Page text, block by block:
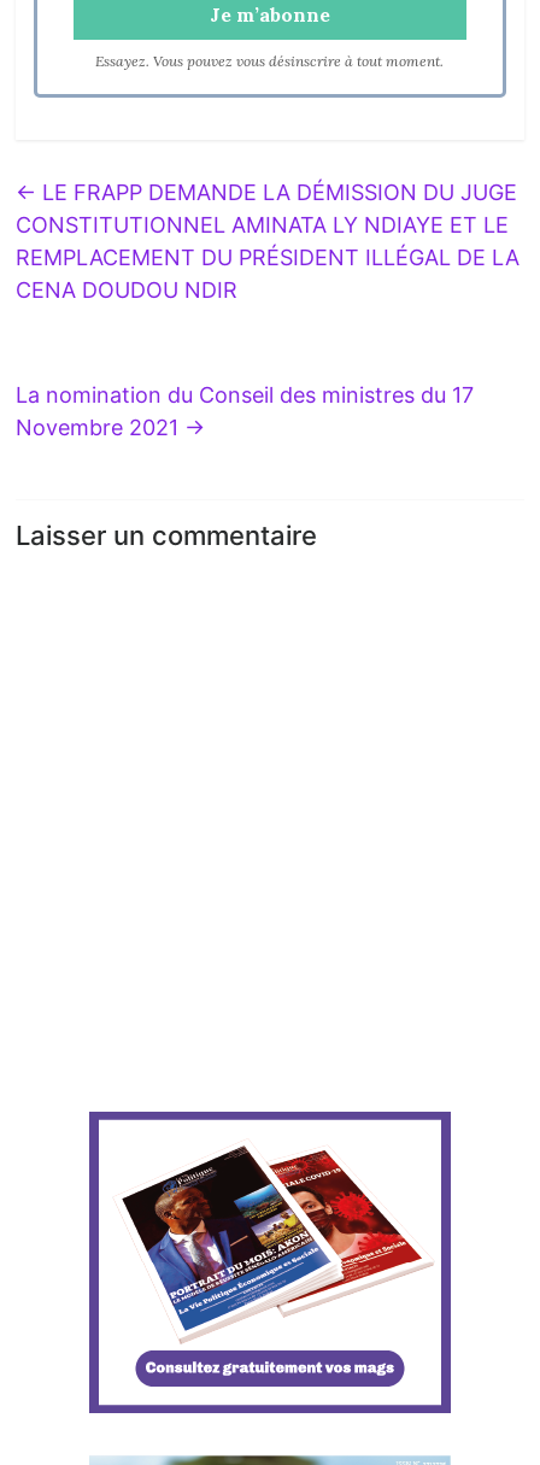
Essayez. Vous pouvez vous désinscrire à tout moment.
← LE FRAPP DEMANDE LA DÉMISSION DU JUGE
CONSTITUTIONNEL AMINATA LY NDIAYE ET LE
REMPLACEMENT DU PRÉSIDENT ILLÉGAL DE LA
CENA DOUDOU NDIR
La nomination du Conseil des ministres du 17
Novembre 2021 →
Laisser un commentaire